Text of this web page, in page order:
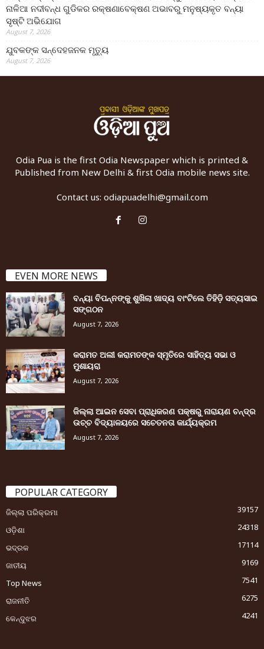
ନାଳିଆ ନଦୀବନ୍ଧ ଗୁଡିକର ରକ୍ଷଣାବେକ୍ଷଣ ଅଭାବରୁ ମନୁଷ୍ୟକୃତ ବନ୍ୟା
ସୃଷ୍ଟି ଅଭିଯୋଗ
August 7, 2026
ଯୁବକଙ୍କ ସନ୍ଦେହଜନକ ମୃତ୍ୟୁ
August 7, 2026
Odia Pua is the first Odia Newspaper which is printed &
Published from New Delhi & first Odia mobile news site.
Contact us: odiapuadelhi@gmail.com
EVEN MORE NEWS
ବନ୍ୟା ବିପନ୍ନଙ୍କୁ ଶୁଖିଲା ଖାଦ୍ୟ ବାଂଟିଲେ ତିହିଡି଼ ସତ୍ୟସାଇ
ସଙ୍ଗଠନ
August 7, 2026
କରାମତ ଅଲୀ କରାମତଙ୍କ ସ୍ମୃତିରେ ସାହିତ୍ୟ ସଭା ଓ
ମୁଶାୟରା
August 7, 2026
ଜିଲ୍ଲା ଆଇନ ସେବା ପ୍ରାଧିକରଣ ପକ୍ଷରୁ ନାରାୟଣ ଚନ୍ଦ୍ର
ଉଚ୍ଚ ବିଦ୍ୟାଳୟରେ ସଚେତନତା କାର୍ଯ୍ୟକ୍ରମ
August 7, 2026
POPULAR CATEGORY
ଜିଲ୍ଲା ପରିକ୍ରମା
39157
ଓଡ଼ିଶା
24318
ଭଦ୍ରକ
17114
ଜାତୀୟ
9169
Top News
7541
ରାଜନୀତି
6275
କେନ୍ଦୁଝର
4241